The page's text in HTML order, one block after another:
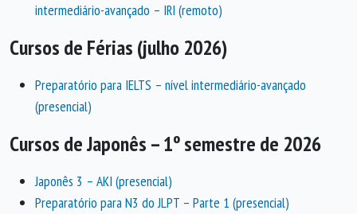
intermediário-avançado – IRI (remoto)
Cursos de Férias (julho 2026)
Preparatório para IELTS – nível intermediário-avançado
(presencial)
Cursos de Japonês – 1º semestre de 2026
Japonês 3 – AKI (presencial)
Preparatório para N3 do JLPT – Parte 1 (presencial)